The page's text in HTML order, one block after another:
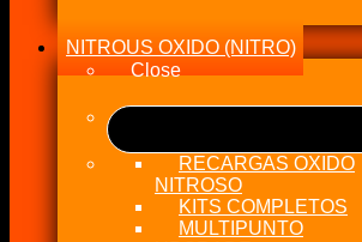
NITROUS OXIDO (NITRO)
Close
RECARGAS OXIDO
NITROSO
KITS COMPLETOS
MULTIPUNTO